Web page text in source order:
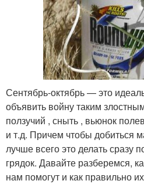
Сентябрь-октябрь — это
объявить войну таким
ползучий , сныть , вьюнок
и т.д. Причем чтобы добиться
лучше всего это делать сразу
грядок. Давайте разберемся,
нам помогут и как правильно